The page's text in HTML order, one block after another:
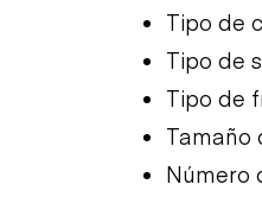
Tipo de
Tipo de
Tipo de
Tamaño
Número